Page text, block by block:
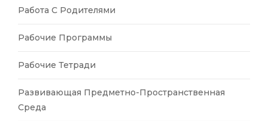
Работа С Родителями
Рабочие Программы
Рабочие Тетради
Развивающая Предметно-Пространственная
Среда